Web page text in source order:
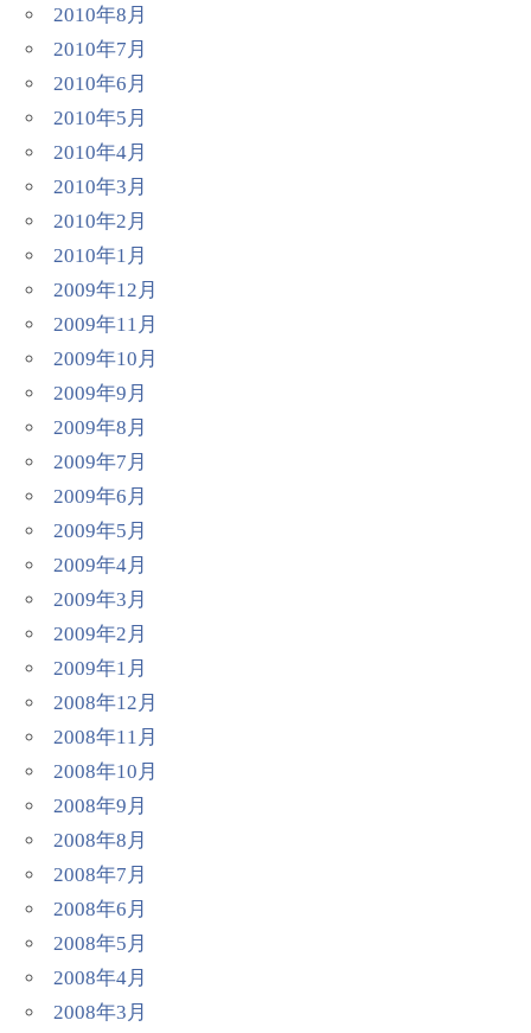
2010年8月
2010年7月
2010年6月
2010年5月
2010年4月
2010年3月
2010年2月
2010年1月
2009年12月
2009年11月
2009年10月
2009年9月
2009年8月
2009年7月
2009年6月
2009年5月
2009年4月
2009年3月
2009年2月
2009年1月
2008年12月
2008年11月
2008年10月
2008年9月
2008年8月
2008年7月
2008年6月
2008年5月
2008年4月
2008年3月